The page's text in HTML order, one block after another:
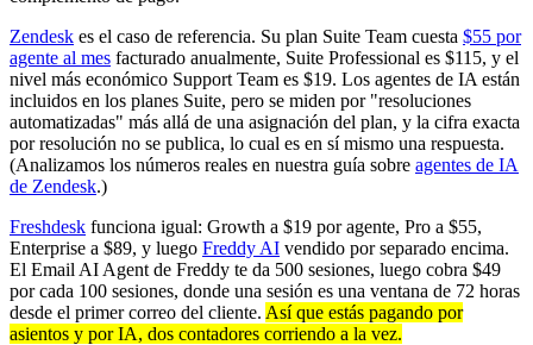
Zendesk es el caso de referencia. Su plan Suite Team cuesta $55 por
agente al mes facturado anualmente, Suite Professional es $115, y el
nivel más económico Support Team es $19. Los agentes de IA están
incluidos en los planes Suite, pero se miden por "resoluciones
automatizadas" más allá de una asignación del plan, y la cifra exacta
por resolución no se publica, lo cual es en sí mismo una respuesta.
(Analizamos los números reales en nuestra guía sobre agentes de IA
de Zendesk.)
Freshdesk funciona igual: Growth a $19 por agente, Pro a $55,
Enterprise a $89, y luego Freddy AI vendido por separado encima.
El Email AI Agent de Freddy te da 500 sesiones, luego cobra $49
por cada 100 sesiones, donde una sesión es una ventana de 72 horas
desde el primer correo del cliente. Así que estás pagando por
asientos y por IA, dos contadores corriendo a la vez.